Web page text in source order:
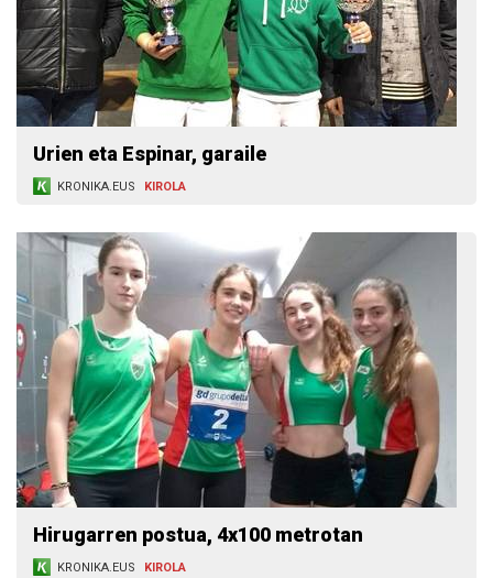
Urien eta Espinar, garaile
KRONIKA.EUS KIROLA
Hirugarren postua, 4x100 metrotan
KRONIKA.EUS KIROLA